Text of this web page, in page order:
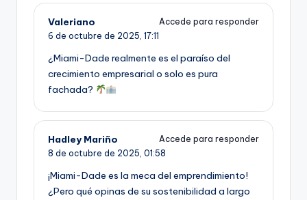
Valeriano
Accede para responder
6 de octubre de 2025, 17:11
¿Miami-Dade realmente es el paraíso del
crecimiento empresarial o solo es pura
fachada?
Hadley Mariño
Accede para responder
8 de octubre de 2025, 01:58
¡Miami-Dade es la meca del emprendimiento!
¿Pero qué opinas de su sostenibilidad a largo